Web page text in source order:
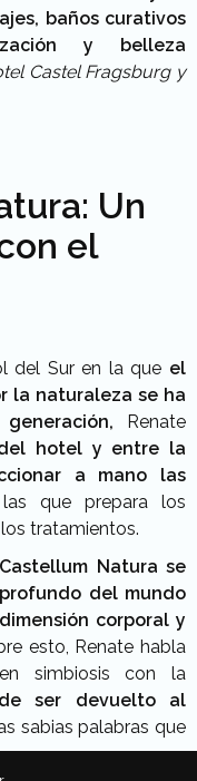
baños curativos
y belleza
Castel Fragsburg y
Un
el
del Sur en la que el
la naturaleza se ha
Renate
hotel y entre la
a mano las
que prepara los
tratamientos.
Natura se
del mundo
corporal y
esto, Renate habla
simbiosis con la
ser devuelto al
sabias palabras que